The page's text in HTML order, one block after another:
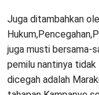
Juga ditambahkan
juga musti bersama-
pemilu nantinya
dicegah adalah